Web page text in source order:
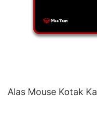
Alas Mouse Kotak